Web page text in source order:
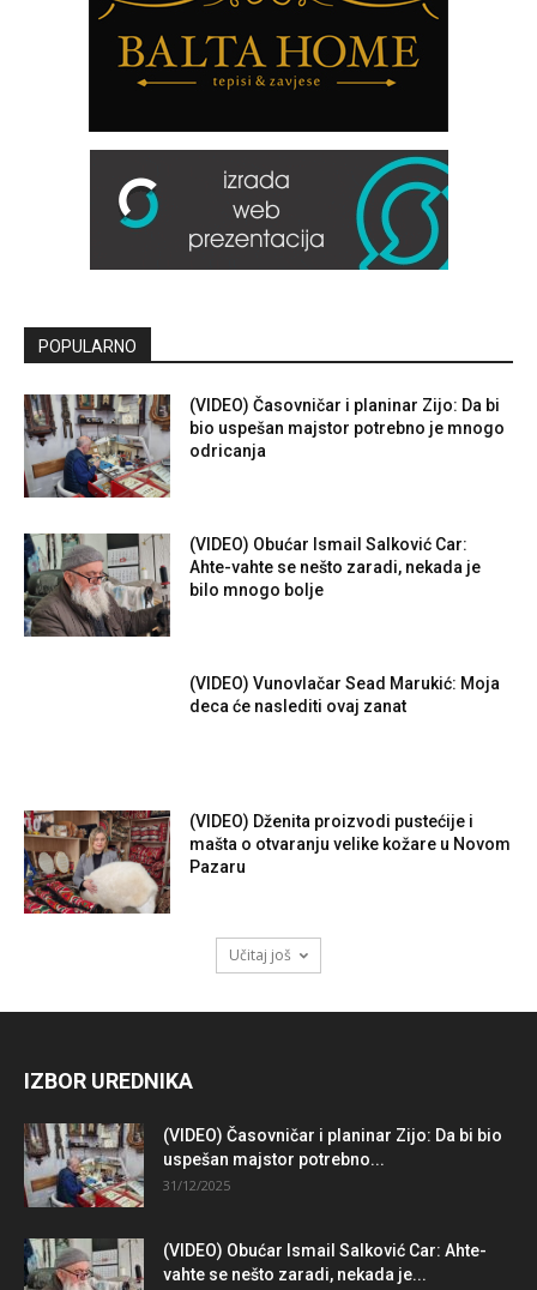
POPULARNO
(VIDEO) Časovničar i planinar Zijo: Da bi
bio uspešan majstor potrebno je mnogo
odricanja
(VIDEO) Obućar Ismail Salković Car:
Ahte-vahte se nešto zaradi, nekada je
bilo mnogo bolje
(VIDEO) Vunovlačar Sead Marukić: Moja
deca će naslediti ovaj zanat
(VIDEO) Dženita proizvodi pustećije i
mašta o otvaranju velike kožare u Novom
Pazaru
Učitaj još
IZBOR UREDNIKA
(VIDEO) Časovničar i planinar Zijo: Da bi bio
uspešan majstor potrebno...
31/12/2025
(VIDEO) Obućar Ismail Salković Car: Ahte-
vahte se nešto zaradi, nekada je...